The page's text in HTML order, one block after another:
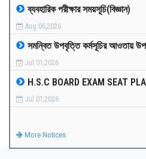
PAYMENT
CO-CURRICULUM
RESULTS
ব্যবহারিক পরীক্ষার সময়সূচি(বিজ্ঞান)
Aug 06,2026
সমন্বিত উপবৃত্তি কর্মসূচির আওতায়
Jul 01,2026
H.S.C BOARD EXAM SEAT
Jul 01,2026
More Notices